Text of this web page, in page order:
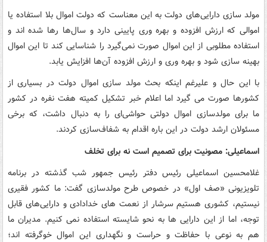
مولد سازی دارایی‌های دولت به این معناست که دولت اموال بلا استفاده‌ یا
اموالی که ارزش افزوده و بهره وری پایینی دارد و سال‌ها رها شده اند و
استفاده مطلوبی از این اموال صورت نمی‌گیرد را شناسایی کند تا این اموال
بهینه سازی شود و بهره وری و ارزش افزوده آن‌ها افزایش یابد.
با این حال و علیرغم اینکه بحث مولد سازی اموال دولت در بسیاری از
کشورها صورت می گیرد اما اعلام خبر تشکیل کمیته هفت نفره در کشور
ما برای مولدسازی اموال دولتی حواشی‌ای را به دنبال داشت، که برخی
مسئولان ارشد دولت در این باره اقدام به شفاف‌سازی کردند.
اسماعیلی: مصونیت برای تصمیم است نه برای تخلف
غلامحسین اسماعیلی رئیس دفتر رئیس جمهور شب گذشته در برنامه
تلویزیونی «صف اول» در خصوص طرح مولدسازی گفت: ما کشور فقیری
نیستیم، کشوری هستیم سرشار از نعمت های خدادادی و دارایی‌های قابل
توجه، اما از این دارایی ها به نحو شایسته استفاده نمی کنیم. مدیران ما
هم به نوعی با حفاظت و حراست و نگهداری این اموال خوگرفته اند؛